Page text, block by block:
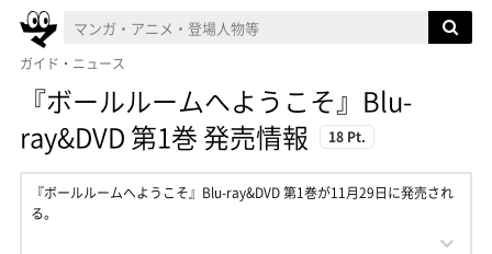
ガイド・ニュース
『ボールルームへようこそ』Blu-
ray&DVD 第1巻 発売情報
18 Pt.
『ボールルームへようこそ』Blu-ray&DVD 第1巻が11月29日に発売され
る。